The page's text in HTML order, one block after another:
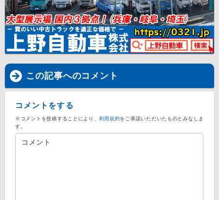
この記事へのコメント
コメントをする
※コメントを投稿することにより、 利用規約をご承諾いただいたものとみなしま
す。